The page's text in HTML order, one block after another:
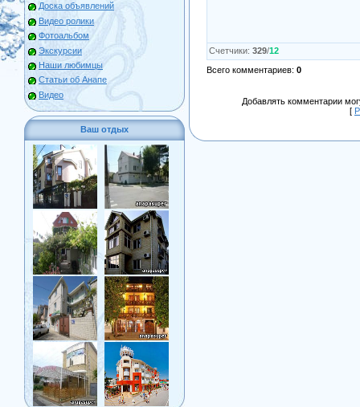
Доска объявлений
Видео ролики
Фотоальбом
Экскурсии
Наши любимцы
Статьи об Анапе
Видео
Ваш отдых
Счетчики: 329/12
Всего комментариев: 0
Добавлять комментарии
[